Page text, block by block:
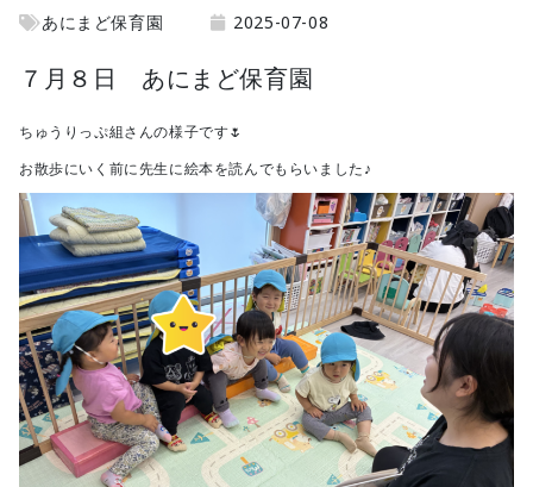
あにまど保育園 2025-07-08
７月８日 あにまど保育園
ちゅうりっぷ組さんの様子です🌷
お散歩にいく前に先生に絵本を読んでもらいました♪